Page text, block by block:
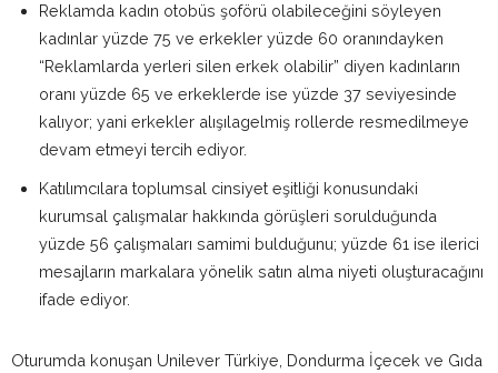
Reklamda kadın otobüs şoförü olabileceğini söyleyen
kadınlar yüzde 75 ve erkekler yüzde 60 oranındayken
“Reklamlarda yerleri silen erkek olabilir” diyen kadınların
oranı yüzde 65 ve erkeklerde ise yüzde 37 seviyesinde
kalıyor; yani erkekler alışılagelmiş rollerde resmedilmeye
devam etmeyi tercih ediyor.
Katılımcılara toplumsal cinsiyet eşitliği konusundaki
kurumsal çalışmalar hakkında görüşleri sorulduğunda
yüzde 56 çalışmaları samimi bulduğunu; yüzde 61 ise ilerici
mesajların markalara yönelik satın alma niyeti oluşturacağını
ifade ediyor.
Oturumda konuşan Unilever Türkiye, Dondurma İçecek ve Gıda